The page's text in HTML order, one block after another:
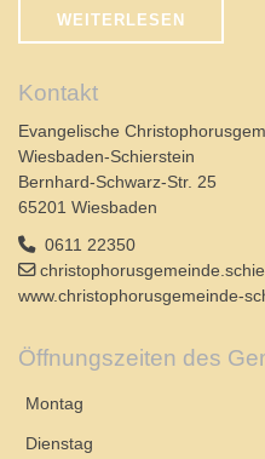
WEITERLESEN
Kontakt
Evangelische
Wiesbaden-Schierstein
Bernhard-Schwarz-Str. 25
65201 Wiesbaden
0611 22350
www.christophorusgemeinde-
Öffnungszeiten des
Montag
Dienstag